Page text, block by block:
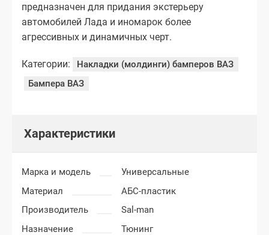
предназначен для придания экстерьеру
автомобилей Лада и иномарок более
агрессивных и динамичных черт.
Категории:
Накладки (молдинги) бамперов ВАЗ
Бампера ВАЗ
Характеристики
Марка и модель
Универсальные
Материал
АБС-пластик
Производитель
Sal-man
Назначение
Тюнинг